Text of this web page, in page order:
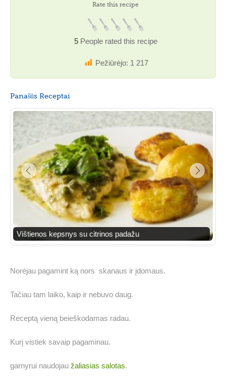
Rate this recipe
5 People rated this recipe
Pežiūrėjo: 1 217
Panašūs Receptai
Vištienos kepsnys su citrinos padažu
Norėjau pagamint ką nors skanaus ir įdomaus.
Tačiau tam laiko, kaip ir nebuvo daug.
Receptą vieną beieškodamas radau.
Kurį vistiek savaip pagaminau.
garnyrui naudojau žaliasias salotas.